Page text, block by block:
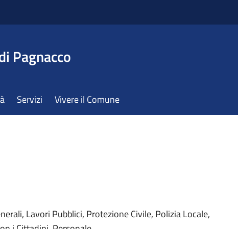
Pagnacco
Servizi Vivere il Comune
Lavori Pubblici, Protezione Civile, Polizia Locale,